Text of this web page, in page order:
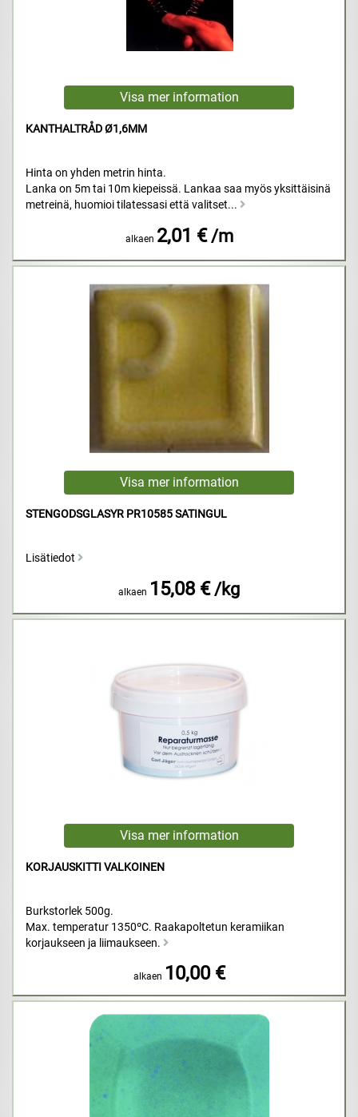
KANTHALTRÅD Ø1,6MM
Hinta on yhden metrin hinta.
Lanka on 5m tai 10m kiepeissä. Lankaa saa myös yksittäisinä
metreinä, huomioi tilatessasi että valitset...
alkaen 2,01 € /m
STENGODSGLASYR PR10585 SATINGUL
Lisätiedot
alkaen 15,08 € /kg
KORJAUSKITTI VALKOINEN
Burkstorlek 500g.
Max. temperatur 1350ºC. Raakapoltetun keramiikan
korjaukseen ja liimaukseen.
alkaen 10,00 €